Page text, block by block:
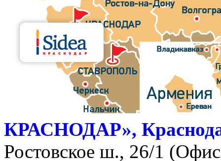
КРАСНОДАР»,
Ростовское ш., 26/1